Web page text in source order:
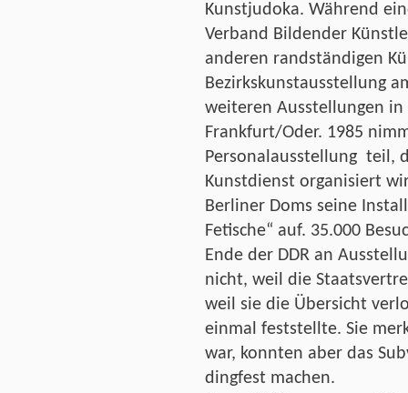
Kunstjudoka. Während
Verband Bildender
anderen randständigen
Bezirkskunstausstellung
weiteren Ausstellungen
Frankfurt/Oder. 1985
Personalausstellung teil,
Kunstdienst organisiert
Berliner Doms seine
Fetische“ auf. 35.000
Ende der DDR an
nicht, weil die
weil sie die Übersicht
einmal feststellte. Sie
war, konnten aber das
dingfest machen.